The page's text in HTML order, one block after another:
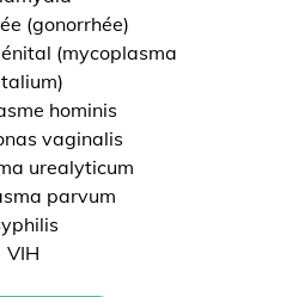
(gonorrhée)
(mycoplasma
hominis
vaginalis
urealyticum
parvum
VIH